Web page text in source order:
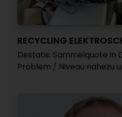
RECYCLING
Destatis: Sammelquote in
Problem / Niveau nahezu